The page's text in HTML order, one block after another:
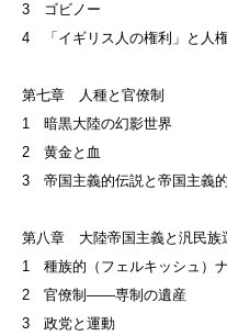
3 ゴビノー
4 「イギリス人の権利」と人
第七章 人種と官僚制
1 暗黒大陸の幻影世界
2 黄金と血
3 帝国主義的伝説と帝国主義
第八章 大陸帝国主義と汎民族
1 種族的（フェルキッシュ）
2 官僚制——専制の遺産
3 政党と運動